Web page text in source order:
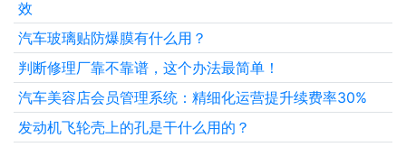
效
汽车玻璃贴防爆膜有什么用？
判断修理厂靠不靠谱，这个办法最简单！
汽车美容店会员管理系统：精细化运营提升续费率30%
发动机飞轮壳上的孔是干什么用的？